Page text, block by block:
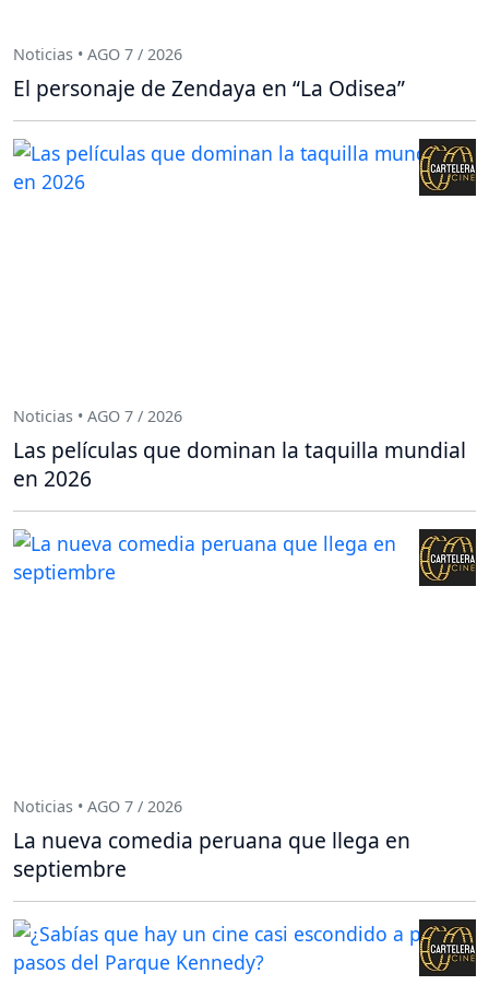
Noticias • AGO 7 / 2026
El personaje de Zendaya en “La Odisea”
Noticias • AGO 7 / 2026
Las películas que dominan la taquilla mundial
en 2026
Noticias • AGO 7 / 2026
La nueva comedia peruana que llega en
septiembre